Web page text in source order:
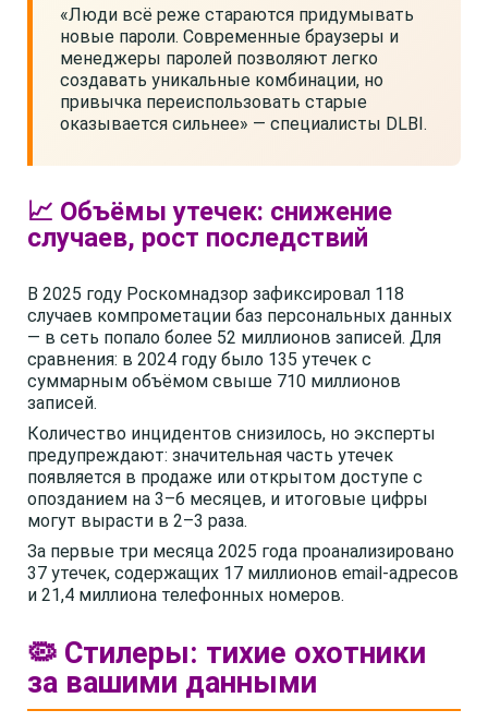
«Люди всё реже стараются придумывать
новые пароли. Современные браузеры и
менеджеры паролей позволяют легко
создавать уникальные комбинации, но
привычка переиспользовать старые
оказывается сильнее» — специалисты DLBI.
📈 Объёмы утечек: снижение
случаев, рост последствий
В 2025 году Роскомнадзор зафиксировал 118
случаев компрометации баз персональных данных
— в сеть попало более 52 миллионов записей. Для
сравнения: в 2024 году было 135 утечек с
суммарным объёмом свыше 710 миллионов
записей.
Количество инцидентов снизилось, но эксперты
предупреждают: значительная часть утечек
появляется в продаже или открытом доступе с
опозданием на 3–6 месяцев, и итоговые цифры
могут вырасти в 2–3 раза.
За первые три месяца 2025 года проанализировано
37 утечек, содержащих 17 миллионов email-адресов
и 21,4 миллиона телефонных номеров.
🦠 Стилеры: тихие охотники
за вашими данными